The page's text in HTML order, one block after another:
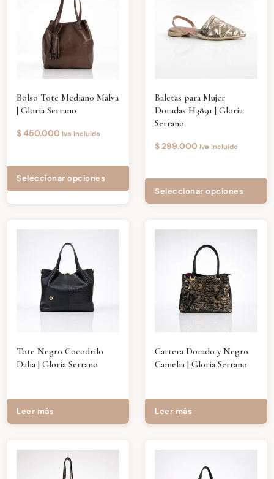
Bolso Tote Mediano Malva
| Gloria Serrano
$450.000 Iva Incluido
Seleccionar opciones
Baletas para Mujer
Doradas H3891 | Gloria
Serrano
$ 299.000 Iva Incluido
Seleccionar opciones
Tote Negro Cocodrilo
Dalia | Gloria Serrano
Leer más
Cartera Dorado y Negro
Camelia | Gloria Serrano
Leer más